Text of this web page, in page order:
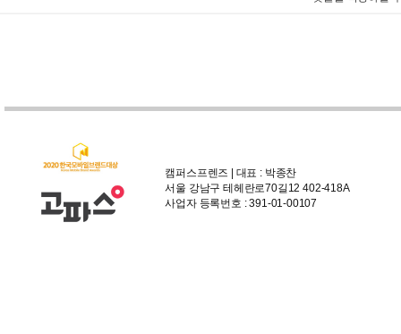
캠퍼스프렌즈 | 대표 : 박종찬
서울 강남구 테헤란로70길12 402-418A
사업자 등록번호 : 391-01-00107